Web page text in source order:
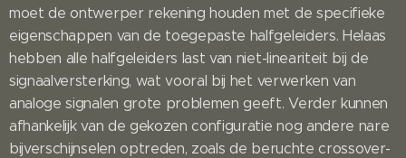
moet de ontwerper rekening houden met de specifieke
eigenschappen van de toegepaste halfgeleiders. Helaas
hebben alle halfgeleiders last van niet-lineariteit bij de
signaalversterking, wat vooral bij het verwerken van
analoge signalen grote problemen geeft. Verder kunnen
afhankelijk van de gekozen configuratie nog andere nare
bijverschijnselen optreden, zoals de beruchte crossover-